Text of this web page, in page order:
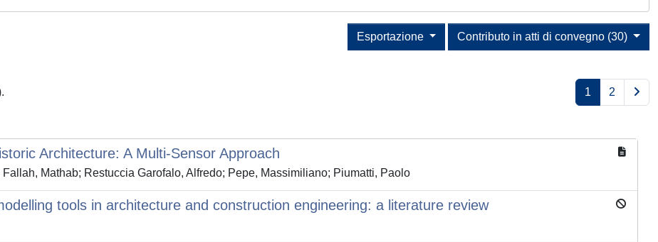
Contributo in atti di convegno (30)
Esportazione
1 2
Architecture: A Multi-Sensor Approach
Mathab; Restuccia Garofalo, Alfredo; Pepe, Massimiliano; Piumatti, Paolo
tools in architecture and construction engineering: a literature review